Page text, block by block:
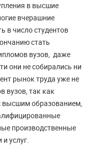
в высшие
вчерашние
в число студентов
стать
вузов, даже
они не собирались ни
рынок труда уже не
вузов, так как
высшим образованием,
производственные
услуг.